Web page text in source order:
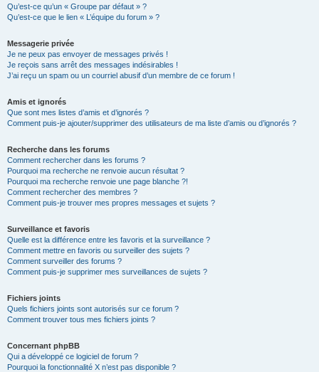
Qu’est-ce qu’un « Groupe par défaut » ?
Qu’est-ce que le lien « L’équipe du forum » ?
Messagerie privée
Je ne peux pas envoyer de messages privés !
Je reçois sans arrêt des messages indésirables !
J’ai reçu un spam ou un courriel abusif d’un membre de ce forum !
Amis et ignorés
Que sont mes listes d’amis et d’ignorés ?
Comment puis-je ajouter/supprimer des utilisateurs de ma liste d’amis ou d’ignorés ?
Recherche dans les forums
Comment rechercher dans les forums ?
Pourquoi ma recherche ne renvoie aucun résultat ?
Pourquoi ma recherche renvoie une page blanche ?!
Comment rechercher des membres ?
Comment puis-je trouver mes propres messages et sujets ?
Surveillance et favoris
Quelle est la différence entre les favoris et la surveillance ?
Comment mettre en favoris ou surveiller des sujets ?
Comment surveiller des forums ?
Comment puis-je supprimer mes surveillances de sujets ?
Fichiers joints
Quels fichiers joints sont autorisés sur ce forum ?
Comment trouver tous mes fichiers joints ?
Concernant phpBB
Qui a développé ce logiciel de forum ?
Pourquoi la fonctionnalité X n’est pas disponible ?